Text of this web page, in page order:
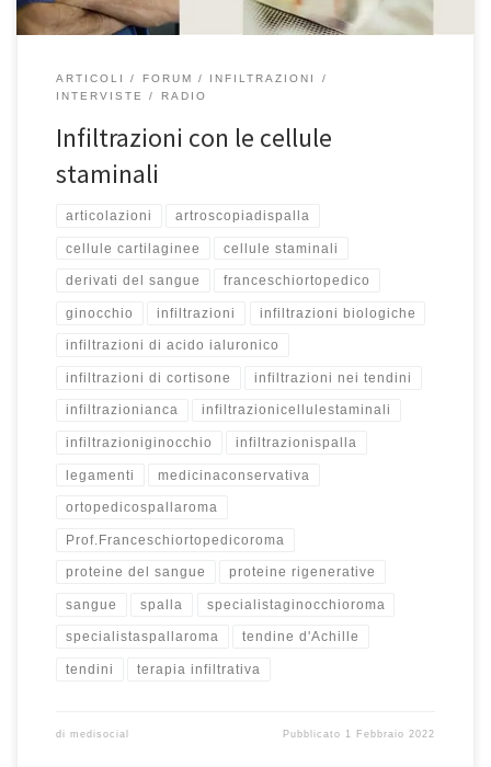
ARTICOLI FORUM
INFILTRAZIONI
INTERVISTE
RADIO
Infiltrazioni con le cellule
staminali
articolazioni artroscopiadispalla
cellule cartilaginee cellule staminali
derivati del sangue franceschiortopedico
ginocchio infiltrazioni infiltrazioni biologiche
infiltrazioni di acido ialuronico
infiltrazioni di cortisone infiltrazioni nei tendini
infiltrazionianca infiltrazionicellulestaminali
infiltrazioniginocchio infiltrazionispalla
legamenti medicinaconservativa
ortopedicospallaroma
Prof.Franceschiortopedicoroma
proteine del sangue proteine rigenerative
sangue spalla specialistaginocchioroma
specialistaspallaroma tendine d'Achille
tendini terapia infiltrativa
di medisocial Pubblicato 1 Febbraio 2022